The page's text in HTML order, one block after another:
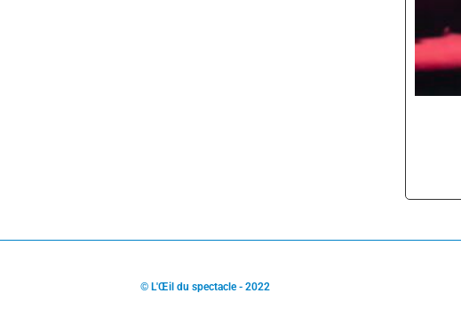
© L'Œil du spectacle - 2022